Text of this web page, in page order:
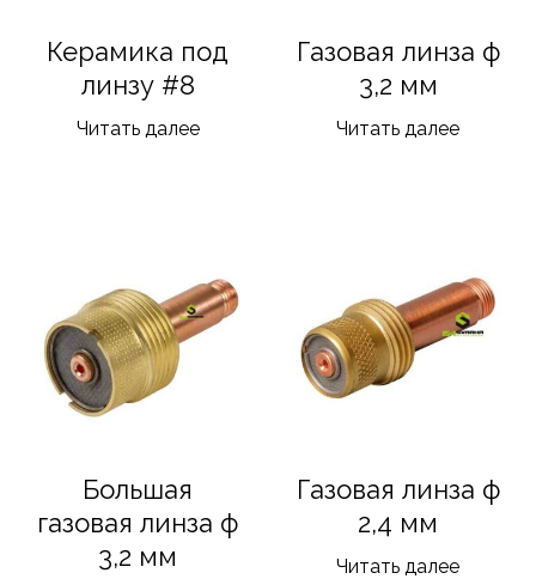
Керамика под
линзу #8
Читать далее
Газовая линза ф
3,2 мм
Читать далее
Большая
газовая линза ф
3,2 мм
Газовая линза ф
2,4 мм
Читать далее